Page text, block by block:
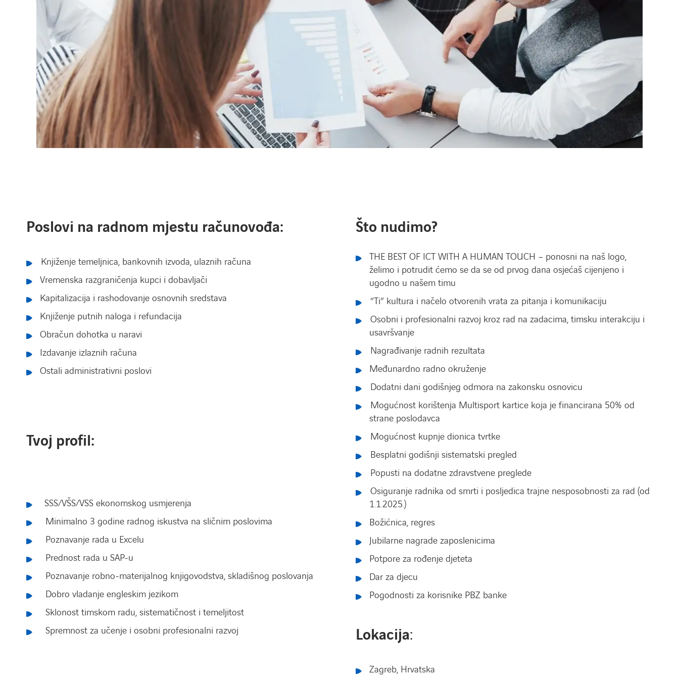
Poslovi na radnom mjestu računovođa:
Knjiženje temeljnica, bankovnih izvoda, ulaznih računa
Vremenska razgraničenja kupci i dobavljači
Kapitalizacija i rashodovanje osnovnih sredstava
Knjiženje putnih naloga i refundacija
Obračun dohotka u naravi
Izdavanje izlaznih računa
Ostali administrativni poslovi
Tvoj profil:
SSS/VŠS/VSS ekonomskog usmjerenja
Minimalno 3 godine radnog iskustva na sličnim poslovima
Poznavanje rada u Excelu
Prednost rada u SAP-u
Poznavanje robno-materijalnog knjigovodstva, skladišnog poslovanja
Dobro vladanje engleskim jezikom
Sklonost timskom radu, sistematičnost i temeljitost
Spremnost za učenje i osobni profesionalni razvoj
Što nudimo?
THE BEST OF ICT WITH A HUMAN TOUCH – ponosni na naš logo,
želimo i potrudit ćemo se da se od prvog dana osjećaš cijenjeno i
ugodno u našem timu
“Ti” kultura i načelo otvorenih vrata za pitanja i komunikaciju
Osobni i profesionalni razvoj kroz rad na zadacima, timsku interakciju i
usavršvanje
Nagrađivanje radnih rezultata
Međunardno radno okruženje
Dodatni dani godišnjeg odmora na zakonsku osnovicu
Mogućnost korištenja Multisport kartice koja je financirana 50% od
strane poslodavca
Mogućnost kupnje dionica tvrtke
Besplatni godišnji sistematski pregled
Popusti na dodatne zdravstvene preglede
Osiguranje radnika od smrti i posljedica trajne nesposobnosti za rad (od
1.1.2025.)
Božićnica, regres
Jubilarne nagrade zaposlenicima
Potpore za rođenje djeteta
Dar za djecu
Pogodnosti za korisnike PBZ banke
Lokacija:
Zagreb, Hrvatska